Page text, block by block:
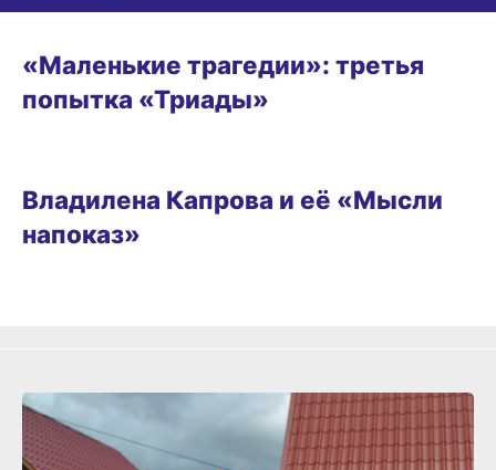
«Маленькие трагедии»: третья
попытка «Триады»
Владилена Капрова и её «Мысли
напоказ»